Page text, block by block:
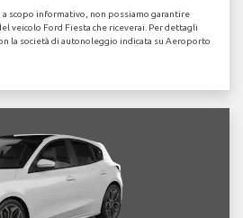
a scopo informativo, non possiamo garantire
veicolo Ford Fiesta che riceverai. Per dettagli
la società di autonoleggio indicata su Aeroporto